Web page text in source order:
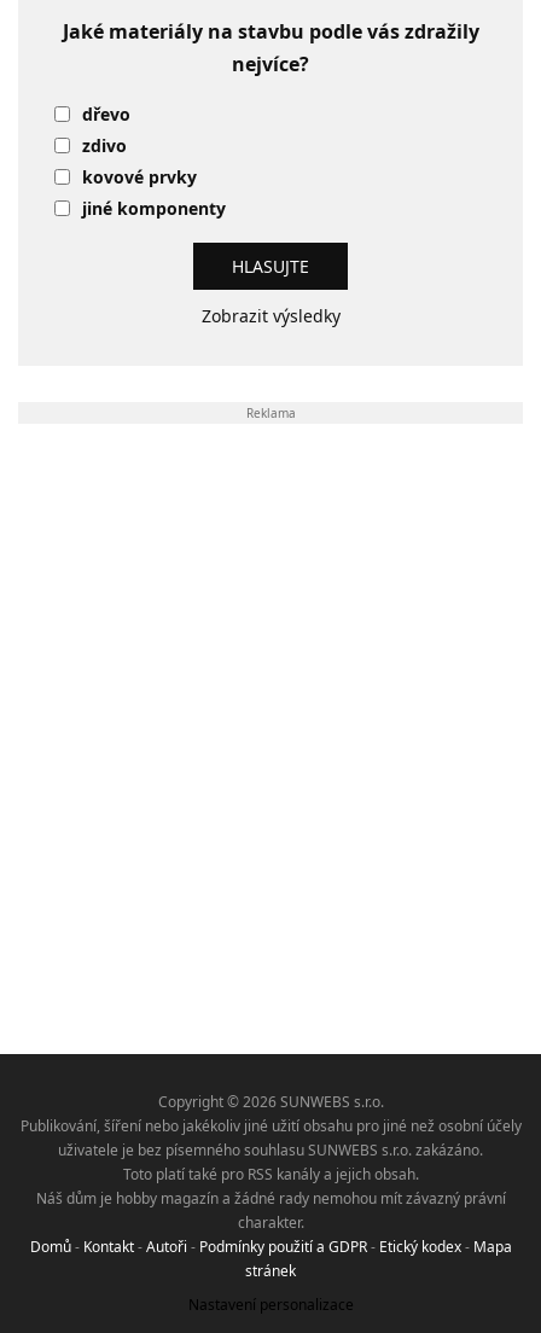
Jaké materiály na stavbu podle vás zdražily
nejvíce?
dřevo
zdivo
kovové prvky
jiné komponenty
Zobrazit výsledky
Reklama
Copyright © 2026 SUNWEBS s.r.o.
Publikování, šíření nebo jakékoliv jiné užití obsahu pro jiné než osobní účely
uživatele je bez písemného souhlasu SUNWEBS s.r.o. zakázáno.
Toto platí také pro RSS kanály a jejich obsah.
Náš dům je hobby magazín a žádné rady nemohou mít závazný právní
charakter.
Domů- Kontakt-Autoři - Podmínky použití a GDPR- Etický kodex- Mapa
stránek
Nastavení personalizace